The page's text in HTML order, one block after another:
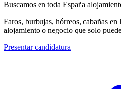
Buscamos en toda España
Faros, burbujas, hórreos, cabañas
alojamiento o negocio que solo
Presentar candidatura